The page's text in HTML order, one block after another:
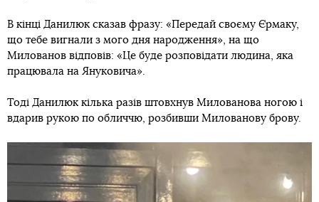
В кінці Данилюк сказав фразу: «Передай своєму Єрмаку,
що тебе вигнали з мого дня народження», на що
Милованов відповів: «Це буде розповідати людина, яка
працювала на Януковича».
Тоді Данилюк кілька разів штовхнув Милованова ногою і
вдарив рукою по обличчю, розбивши Милованову брову.